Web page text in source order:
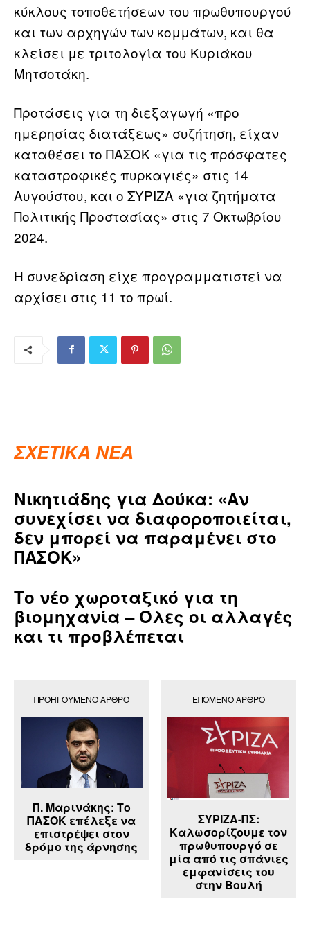
ΣΧΕΤΙΚΑ ΝΕΑ
Νικητιάδης για Δούκα: «Αν
συνεχίσει να διαφοροποιείται,
δεν μπορεί να παραμένει στο
ΠΑΣΟΚ»
Το νέο χωροταξικό για τη
βιομηχανία – Όλες οι αλλαγές
και τι προβλέπεται
κύκλους τοποθετήσεων του πρωθυπουργού
και των αρχηγών των κομμάτων, και θα
κλείσει με τριτολογία του Κυριάκου
Μητσοτάκη.
Προτάσεις για τη διεξαγωγή «προ
ημερησίας διατάξεως» συζήτηση, είχαν
καταθέσει το ΠΑΣΟΚ «για τις πρόσφατες
καταστροφικές πυρκαγιές» στις 14
Αυγούστου, και ο ΣΥΡΙΖΑ «για ζητήματα
Πολιτικής Προστασίας» στις 7 Οκτωβρίου
2024.
Η συνεδρίαση είχε προγραμματιστεί να
αρχίσει στις 11 το πρωί.
ΠΡΟΗΓΟΎΜΕΝΟ ΆΡΘΡΟ
Π. Μαρινάκης: Το
ΠΑΣΟΚ επέλεξε να
επιστρέψει στον
δρόμο της άρνησης
ΕΠΌΜΕΝΟ ΆΡΘΡΟ
ΣΥΡΙΖΑ-ΠΣ:
Καλωσορίζουμε τον
πρωθυπουργό σε
μία από τις σπάνιες
εμφανίσεις του
στην Bουλή